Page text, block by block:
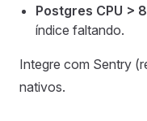
Postgres CPU >
índice faltando.
Integre com Sentry
nativos.